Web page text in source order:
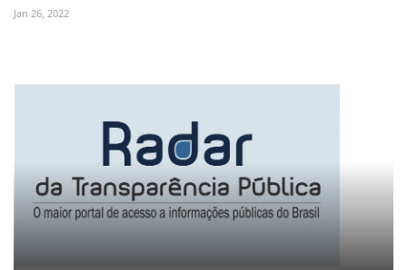
Jan 26, 2022